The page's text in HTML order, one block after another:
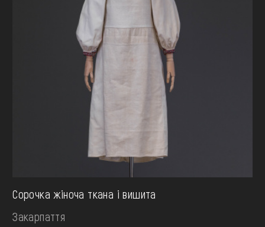
Сорочка жіноча ткана і вишита
Закарпаття